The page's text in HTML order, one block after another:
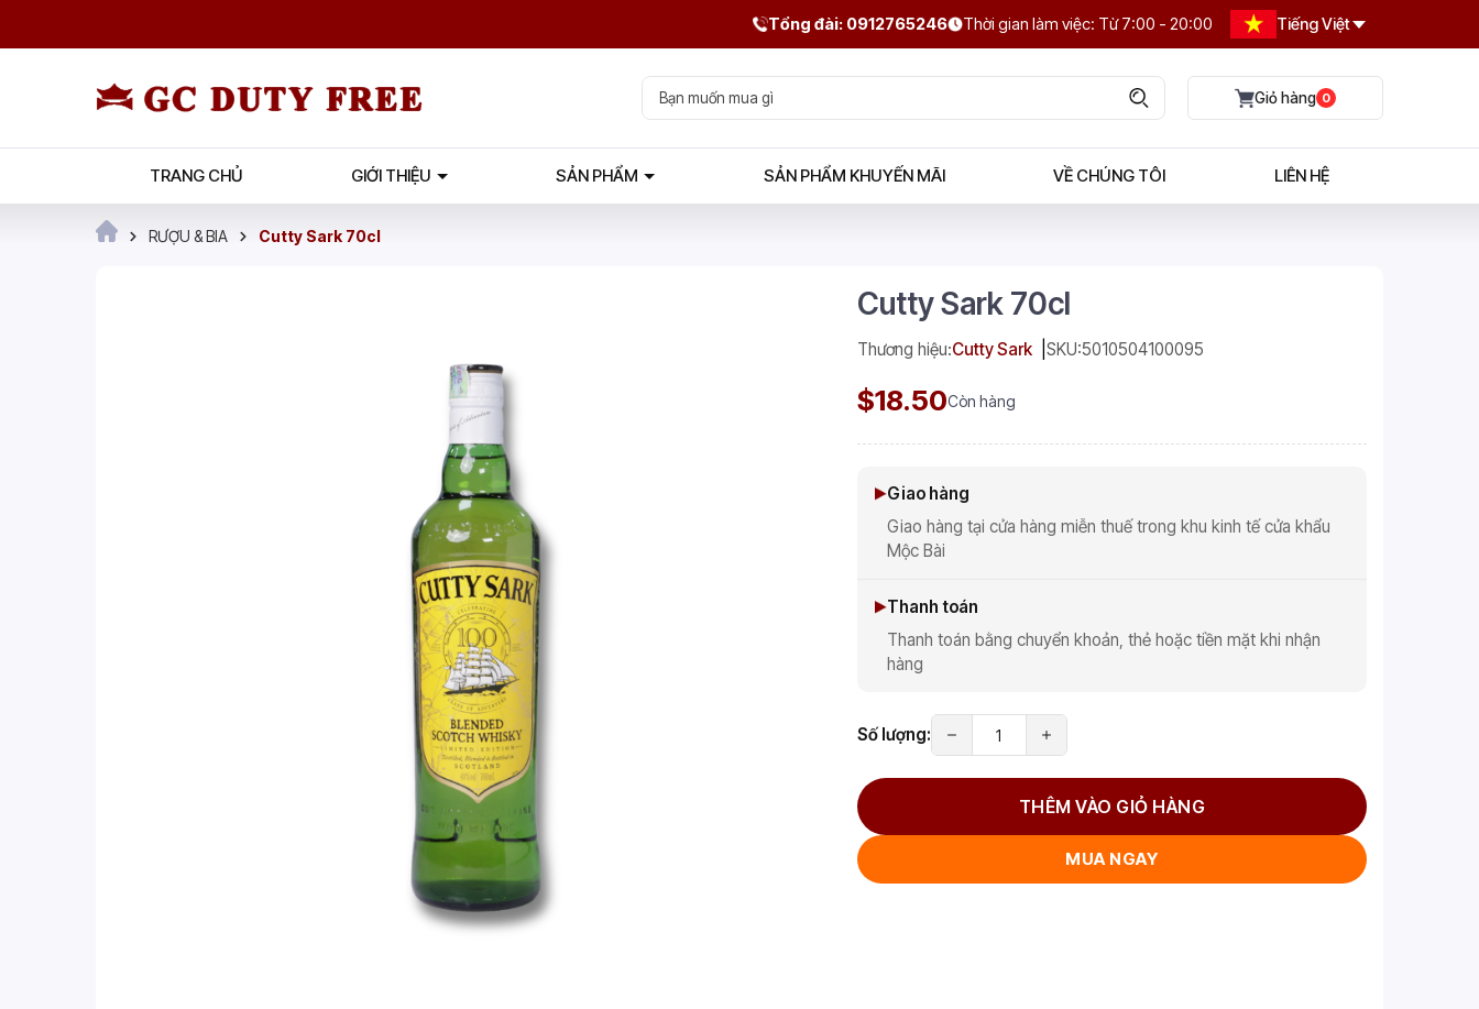
Tổng đài: 0912765246 Thời gian làm việc: Từ 7:00 - 20:00 Tiếng Việt
0
TRANG CHỦ GIỚI THIỆU SẢN PHẨM SẢN PHẨM KHUYẾN MÃI VỀ CHÚNG TÔI LIÊN HỆ
RƯỢU & BIA Cutty Sark 70cl
Cutty Sark 70cl
Thương hiệu:Cutty Sark SKU:5010504100095
$18.50Còn hàng
Giao hàng
Giao hàng tại cửa hàng miễn thuế trong khu kinh tế cửa khẩu
Mộc Bài
Thanh toán
Thanh toán bằng chuyển khoản, thẻ hoặc tiền mặt khi nhận
hàng
Số lượng:
THÊM VÀO GIỎ HÀNG
MUA NGAY